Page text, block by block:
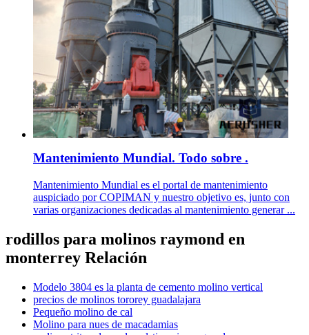
Mantenimiento Mundial. Todo sobre .
Mantenimiento Mundial es el portal de mantenimiento
auspiciado por COPIMAN y nuestro objetivo es, junto con
varias organizaciones dedicadas al mantenimiento generar ...
rodillos para molinos raymond en
monterrey Relación
Modelo 3804 es la planta de cemento molino vertical
precios de molinos tororey guadalajara
Pequeño molino de cal
Molino para nues de macadamias